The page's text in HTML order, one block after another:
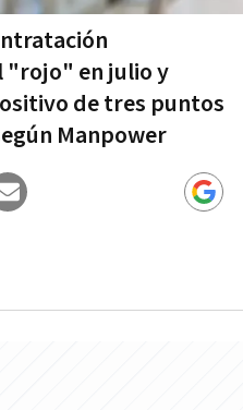
"rojo" en julio y
de tres puntos
Manpower